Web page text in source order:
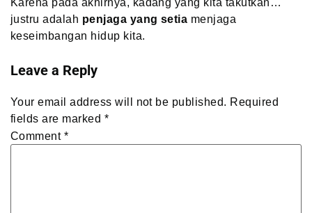
justru adalah penjaga yang setia menjaga
keseimbangan hidup kita.
Leave a Reply
Your email address will not be published. Required
fields are marked *
Comment *